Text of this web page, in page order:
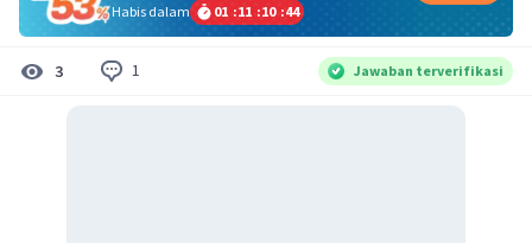
Habis dalam
01 :11 :10 :44
3 1 Jawaban terverifikasi